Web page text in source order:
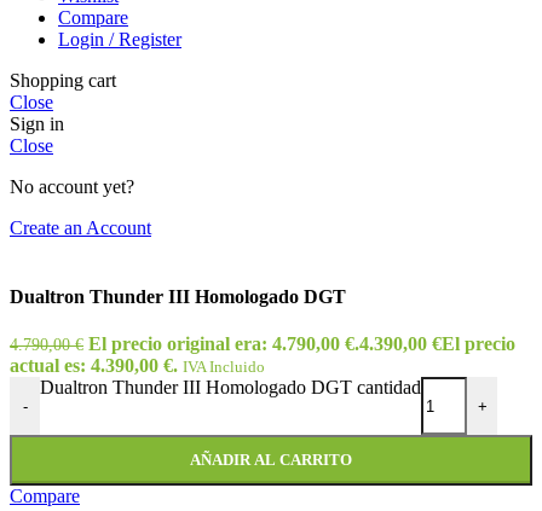
Compare
Login / Register
Shopping cart
Close
Sign in
Close
No account yet?
Create an Account
Dualtron Thunder III Homologado DGT
4.790,00€ El precio original era: 4.790,00 €.4.390,00 €El precio
actual es: 4.390,00 €. IVA Incluido
-
Dualtron Thunder III Homologado DGT cantidad
+
AÑADIR AL CARRITO
Compare